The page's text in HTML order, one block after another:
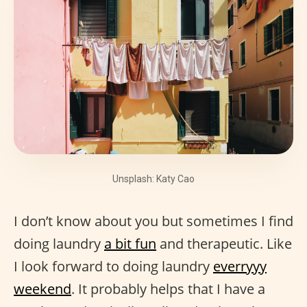
Unsplash: Katy Cao
I don’t know about you but sometimes I find
doing laundry a bit fun and therapeutic. Like
I look forward to doing laundry everryyy
weekend. It probably helps that I have a